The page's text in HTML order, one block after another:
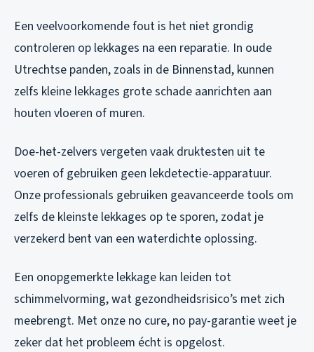
Een veelvoorkomende fout is het niet grondig
controleren op lekkages na een reparatie. In oude
Utrechtse panden, zoals in de Binnenstad, kunnen
zelfs kleine lekkages grote schade aanrichten aan
houten vloeren of muren.
Doe-het-zelvers vergeten vaak druktesten uit te
voeren of gebruiken geen lekdetectie-apparatuur.
Onze professionals gebruiken geavanceerde tools om
zelfs de kleinste lekkages op te sporen, zodat je
verzekerd bent van een waterdichte oplossing.
Een onopgemerkte lekkage kan leiden tot
schimmelvorming, wat gezondheidsrisico’s met zich
meebrengt. Met onze no cure, no pay-garantie weet je
zeker dat het probleem écht is opgelost.